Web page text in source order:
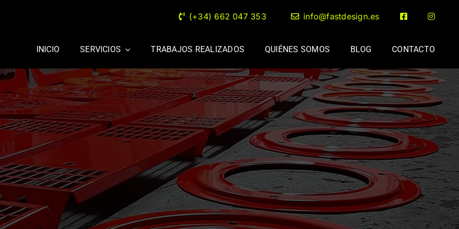
(+34) 662 047 353 info@fastdesign.es
INICIO SERVICIOS TRABAJOS REALIZADOS QUIÉNES SOMOS BLOG CONTACTO